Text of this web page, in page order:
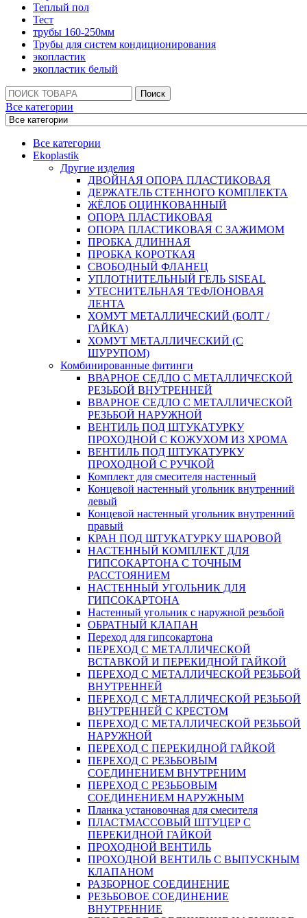
Теплый пол
Тест
трубы 160-250мм
Трубы для систем кондиционирования
экопластик
экопластик белый
Поиск:
Поиск
Все категории
Все категории
Ekoplastik
Другие изделия
ДВОЙНАЯ ОПОРА ПЛАСТИКОВАЯ
ДЕРЖАТЕЛЬ СТЕННОГО КОМПЛЕКТА
ЖЁЛОБ ОЦИНКОВАННЫЙ
ОПОРА ПЛАСТИКОВАЯ
ОПОРА ПЛАСТИКОВАЯ С ЗАЖИМОМ
ПРОБКА ДЛИННАЯ
ПРОБКА КОРОТКАЯ
СВОБОДНЫЙ ФЛАНЕЦ
УПЛОТНИТЕЛЬНЫЙ ГЕЛЬ SISEAL
УТЕСНИТЕЛЬНАЯ ТЕФЛОНОВАЯ
ЛЕНТА
ХОМУТ МЕТАЛЛИЧЕСКИЙ (БОЛТ /
ГАЙКА)
ХОМУТ МЕТАЛЛИЧЕСКИЙ (С
ШУРУПОМ)
Комбинированные фитинги
ВВАРНОЕ СЕДЛО С МЕТАЛЛИЧЕСКОЙ
РЕЗЬБОЙ ВНУТРЕННЕЙ
ВВАРНОЕ СЕДЛО С МЕТАЛЛИЧЕСКОЙ
РЕЗЬБОЙ НАРУЖНОЙ
ВЕНТИЛЬ ПОД ШТУКАТУРКУ
ПРОХОДНОЙ С КОЖУХОМ ИЗ ХРОМА
ВЕНТИЛЬ ПОД ШТУКАТУРКУ
ПРОХОДНОЙ С РУЧКОЙ
Комплект для смесителя настенный
Концевой настенный угольник внутренний
левый
Концевой настенный угольник внутренний
правый
КРАН ПОД ШТУКАТУРКУ ШАРОВОЙ
НАСТЕННЫЙ КОМПЛЕКТ ДЛЯ
ГИПСОКАРТОНA С ТОЧНЫМ
РАССТОЯНИЕМ
НАСТЕННЫЙ УГОЛЬНИК ДЛЯ
ГИПСОКАРТОНА
Настенный угольник с наружной резьбой
ОБРАТНЫЙ КЛАПАН
Переход для гипсокартона
ПЕРЕХОД С МЕТАЛЛИЧЕСКОЙ
ВСТАВКОЙ И ПЕРЕКИДНОЙ ГАЙКОЙ
ПЕРЕХОД С МЕТАЛЛИЧЕСКОЙ РЕЗЬБОЙ
ВНУТРЕННЕЙ
ПЕРЕХОД С МЕТАЛЛИЧЕСКОЙ РЕЗЬБОЙ
ВНУТРЕННЕЙ С КРЕСТОМ
ПЕРЕХОД С МЕТАЛЛИЧЕСКОЙ РЕЗЬБОЙ
НАРУЖНОЙ
ПЕРЕХОД С ПЕРЕКИДНОЙ ГАЙКОЙ
ПЕРЕХОД С РЕЗЬБОВЫМ
СОЕДИНЕНИЕМ ВНУТРЕНИМ
ПЕРЕХОД С РЕЗЬБОВЫМ
СОЕДИНЕНИЕМ НАРУЖНЫМ
Планка установочная для смесителя
ПЛАСТМАССОВЫЙ ШТУЦЕР С
ПЕРЕКИДНОЙ ГАЙКОЙ
ПРОХОДНОЙ ВЕНТИЛЬ
ПРОХОДНОЙ ВЕНТИЛЬ С ВЫПУСКНЫМ
КЛАПАНОМ
РАЗБОРНОЕ СОЕДИНЕНИЕ
РЕЗЬБОВОЕ СОЕДИНЕНИЕ
ВНУТРЕННИЕ